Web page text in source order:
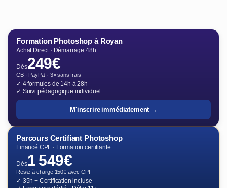
Formation Photoshop à Royan
Achat Direct · Démarrage 48h
Dès249€
CB · PayPal · 3× sans frais
✓ 4 formules de 14h à 28h
✓ Suivi pédagogique individuel
M'inscrire immédiatement →
Parcours Certifiant Photoshop
Financé CPF · Formation certifiante
Dès1 549€
Reste à charge 150€ avec CPF
✓ 35h + Certification incluse